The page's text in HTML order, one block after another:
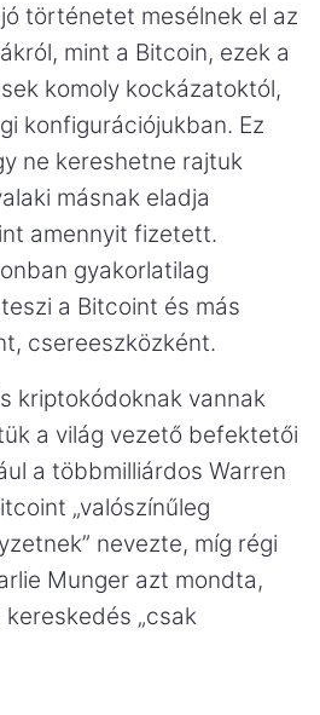
történetet mesélnek el az
mint a Bitcoin, ezek a
komoly kockázatoktól,
konfigurációjukban. Ez
ne kereshetne rajtuk
másnak eladja
amennyit fizetett.
gyakorlatilag
a Bitcoint és más
csereeszközként.
kriptokódoknak vannak
a világ vezető befektetői
a többmilliárdos Warren
„valószínűleg
nevezte, míg régi
Munger azt mondta,
„csak